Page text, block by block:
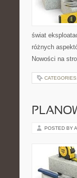
świat
różnych
Nowości na
CATEGORIES:
POSTED BY